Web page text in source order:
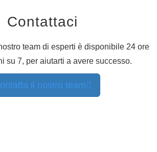
Contattaci
team di esperti è disponibile 24 ore
su 7, per aiutarti a avere successo.
il nostro team